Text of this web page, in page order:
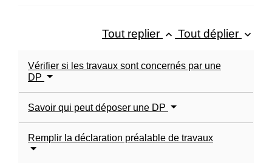
Tout replier keyboard_arrow_up Tout déplier keyboard_arrow_down
Vérifier si les travaux sont concernés par une
DP
Savoir qui peut déposer une DP
Remplir la déclaration préalable de travaux